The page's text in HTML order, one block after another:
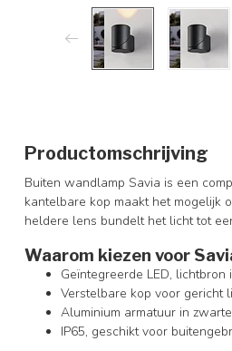
Productomschrijving
Buiten wandlamp Savia is een
kantelbare kop maakt het mogelijk
heldere lens bundelt het licht tot
Waarom kiezen voor
Geïntegreerde LED, lichtbron
Verstelbare kop voor gericht
Aluminium armatuur in
IP65, geschikt voor